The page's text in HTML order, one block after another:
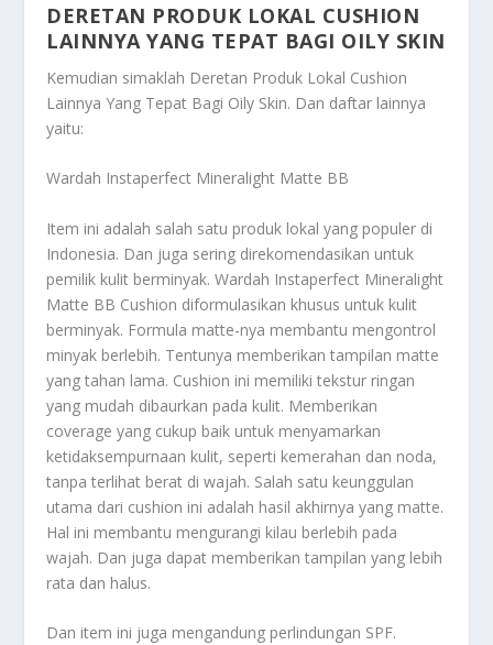
DERETAN PRODUK LOKAL CUSHION
LAINNYA YANG TEPAT BAGI OILY SKIN
Kemudian simaklah Deretan Produk Lokal Cushion
Lainnya Yang Tepat Bagi Oily Skin. Dan daftar lainnya
yaitu:
Wardah Instaperfect Mineralight Matte BB
Item ini adalah salah satu produk lokal yang populer di
Indonesia. Dan juga sering direkomendasikan untuk
pemilik kulit berminyak. Wardah Instaperfect Mineralight
Matte BB Cushion diformulasikan khusus untuk kulit
berminyak. Formula matte-nya membantu mengontrol
minyak berlebih. Tentunya memberikan tampilan matte
yang tahan lama. Cushion ini memiliki tekstur ringan
yang mudah dibaurkan pada kulit. Memberikan
coverage yang cukup baik untuk menyamarkan
ketidaksempurnaan kulit, seperti kemerahan dan noda,
tanpa terlihat berat di wajah. Salah satu keunggulan
utama dari cushion ini adalah hasil akhirnya yang matte.
Hal ini membantu mengurangi kilau berlebih pada
wajah. Dan juga dapat memberikan tampilan yang lebih
rata dan halus.
Dan item ini juga mengandung perlindungan SPF.